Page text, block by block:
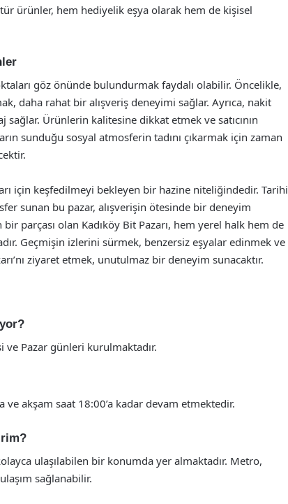
ürünler, hem hediyelik eşya olarak hem de kişisel
göz önünde bulundurmak faydalı olabilir. Öncelikle,
daha rahat bir alışveriş deneyimi sağlar. Ayrıca, nakit
Ürünlerin kalitesine dikkat etmek ve satıcının
sunduğu sosyal atmosferin tadını çıkarmak için zaman
için keşfedilmeyi bekleyen bir hazine niteliğindedir. Tarihi
sunan bu pazar, alışverişin ötesinde bir deneyim
bir parçası olan Kadıköy Bit Pazarı, hem yerel halk hem de
Geçmişin izlerini sürmek, benzersiz eşyalar edinmek ve
ziyaret etmek, unutulmaz bir deneyim sunacaktır.
ve Pazar günleri kurulmaktadır.
ve akşam saat 18:00’a kadar devam etmektedir.
ulaşılabilen bir konumda yer almaktadır. Metro,
sağlanabilir.